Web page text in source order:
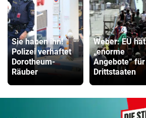
Sie haben ihn!
Polizei verhaftet
Dorotheum-
Räuber
Weber: EU hat
„enorme
Angebote“ für
Drittstaaten